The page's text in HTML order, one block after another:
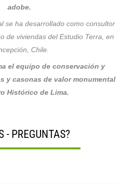
adobe.
se ha desarrollado como consultor
de viviendas del Estudio Terra, en
Chile.
el equipo de conservación y
y casonas de valor monumental
Histórico de Lima.
- PREGUNTAS?